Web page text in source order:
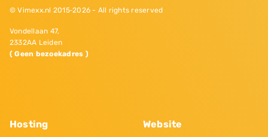
© Vimexx.nl 2015‐2026 - All rights reserved
Vondellaan 47,
2332AA Leiden
( Geen bezoekadres )
Hosting Website